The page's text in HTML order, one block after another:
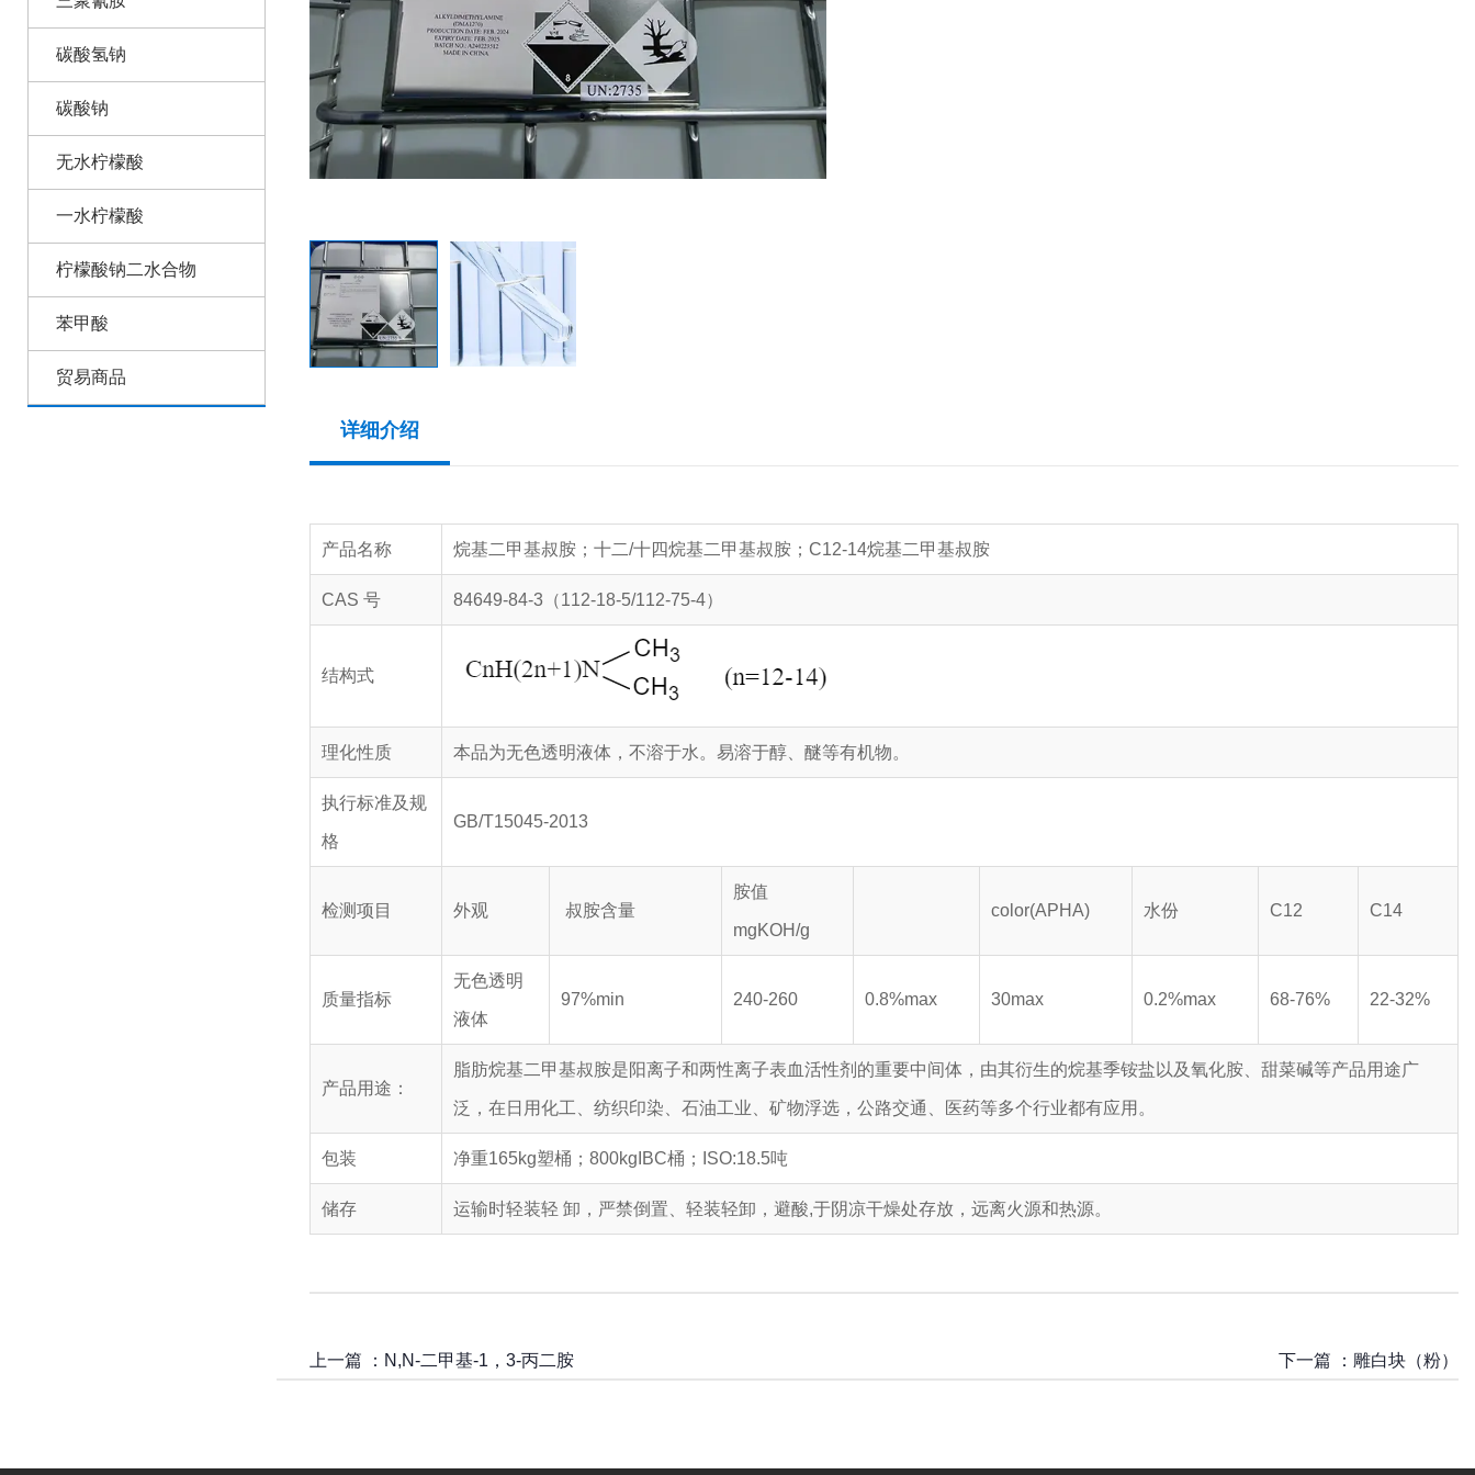
碳酸氢钠
碳酸钠
无水柠檬酸
一水柠檬酸
柠檬酸钠二水合物
苯甲酸
贸易商品
详细介绍
产品名称 烷基二甲基叔胺；十二/十四烷基二甲基叔胺；C12-14烷基二甲基叔胺
CAS 号 84649-84-3（112-18-5/112-75-4）
结构式
理化性质 本品为无色透明液体，不溶于水。易溶于醇、醚等有机物。
执行标准及规
格
GB/T15045-2013
检测项目 外观 叔胺含量
胺值
mgKOH/g
color(APHA) 水份 C12 C14
质量指标
无色透明
液体
97%min 240-260 0.8%max 30max 0.2%max 68-76% 22-32%
产品用途：
脂肪烷基二甲基叔胺是阳离子和两性离子表血活性剂的重要中间体，由其衍生的烷基季铵盐以及氧化胺、甜菜碱等产品用途广
泛，在日用化工、纺织印染、石油工业、矿物浮选，公路交通、医药等多个行业都有应用。
包装 净重165kg塑桶；800kgIBC桶；ISO:18.5吨
储存 运输时轻装轻 卸，严禁倒置、轻装轻卸，避酸,于阴凉干燥处存放，远离火源和热源。
上一篇 ： N,N-二甲基-1，3-丙二胺 下一篇 ： 雕白块（粉）